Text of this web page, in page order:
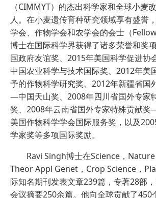
（CIMMYT）的杰出科学家和全球小麦
人。在小麦遗传育种研究领域享有盛誉
学会、作物学会和农学会的会士（
博士在国际科学界获得了诸多荣誉和奖
国政府友谊奖、2015年美国科学促进协
中国农业科学与技术国际奖、2012年美
予的作物科学研究奖、2012年新疆省国
—中国天山奖、2008年四川省国外专家
奖、2008年云南省国外专家特殊贡献
美国作物科学学会国际服务奖，以及
学家奖等多项国际奖励。
Ravi Singh博士在Science，Nature
Theor Appl Genet，Crop Science，
际知名期刊发表文章239篇，专著28部
会议摘要250余篇。他向全球贡献了450